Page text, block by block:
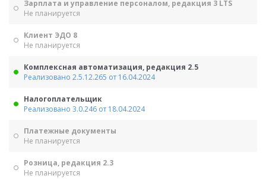
Зарплата и управление персоналом, редакция 3 LTS
Не планируется
Клиент ЭДО 8
Не планируется
Комплексная автоматизация, редакция 2.5
Реализовано 2.5.12.265 от 16.04.2024
Налогоплательщик
Реализовано 3.0.246 от 18.04.2024
Платежные документы
Не планируется
Розница, редакция 2.3
Не планируется